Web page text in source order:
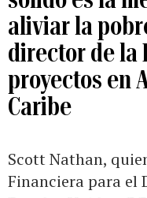
aliviar la
director de la
proyectos en
Caribe
Scott Nathan,
Financiera para el